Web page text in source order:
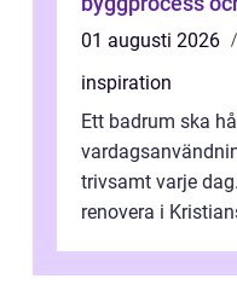
01 augusti 2026
inspiration
Ett badrum ska
trivsamt varje
renovera i